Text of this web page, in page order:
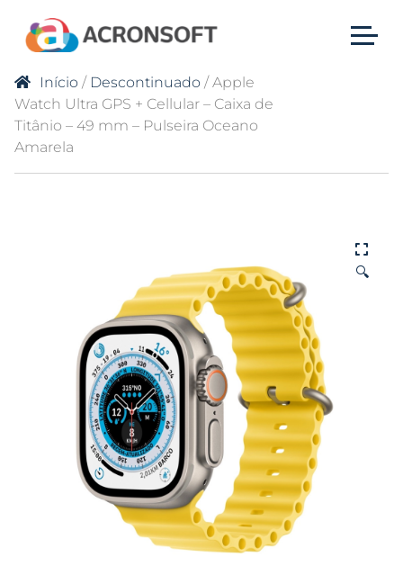
Início / Descontinuado / Apple
Watch Ultra GPS + Cellular – Caixa de
Titânio – 49 mm – Pulseira Oceano
Amarela
🔍